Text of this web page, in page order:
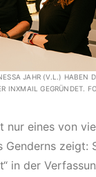
JAHR (V.L.) HABEN
INXMAIL GEGRÜNDET.
nur eines von
Genderns zeigt:
in der